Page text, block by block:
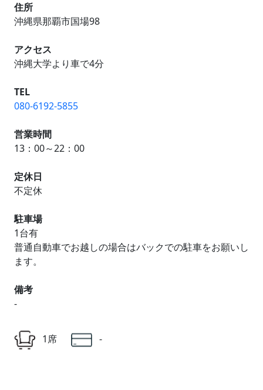
住所
沖縄県那覇市国場98
アクセス
沖縄大学より車で4分
TEL
080-6192-5855
営業時間
13：00～22：00
定休日
不定休
駐車場
1台有
普通自動車でお越しの場合はバックでの駐車をお願いし
ます。
備考
-
1席 -